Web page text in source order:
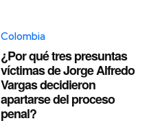
Colombia
¿Por qué tres presuntas
víctimas de Jorge Alfredo
Vargas decidieron
apartarse del proceso
penal?